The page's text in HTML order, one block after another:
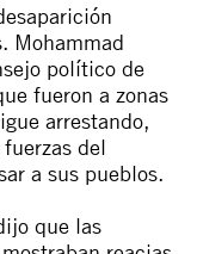
Mohammad
político de
fueron a zonas
arrestando,
del
a sus pueblos.
que las